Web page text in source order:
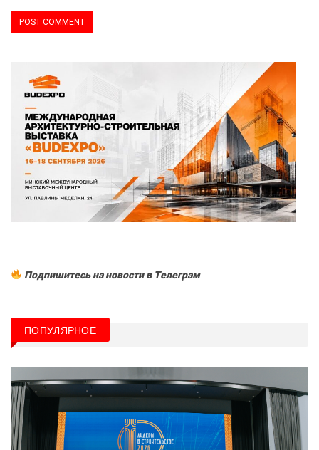
Подпишитесь на новости в Tелеграм
ПОПУЛЯРНОЕ